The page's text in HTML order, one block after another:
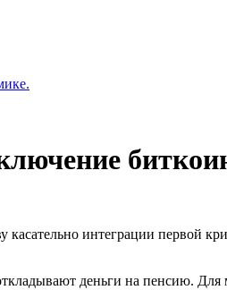
интеграции первой
деньги на пенсию. Для